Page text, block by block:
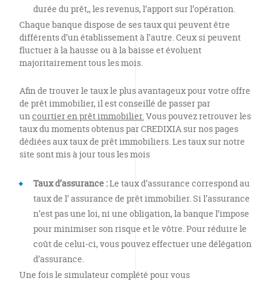
durée du prêt,, les revenus, l’apport sur l’opération.
Chaque banque dispose de ses taux qui peuvent être
différents d’un établissement à l’autre. Ceux si peuvent
fluctuer à la hausse ou à la baisse et évoluent
majoritairement tous les mois.
Afin de trouver le taux le plus avantageux pour votre offre
de prêt immobilier, il est conseillé de passer par
uncourtier en prêt immobilier.Vous pouvez retrouver les
taux du moments obtenus par CREDIXIA sur nos pages
dédiées aux taux de prêt immobiliers. Les taux sur notre
site sont mis à jour tous les mois
Taux d’assurance :Le taux d’assurance correspond au
taux de l’ assurance de prêt immobilier. Si l’assurance
n’est pas une loi, ni une obligation, la banque l’impose
pour minimiser son risque et le vôtre. Pour réduire le
coût de celui-ci, vous pouvez effectuer une délégation
d’assurance.
Une fois le simulateur complété pour vous